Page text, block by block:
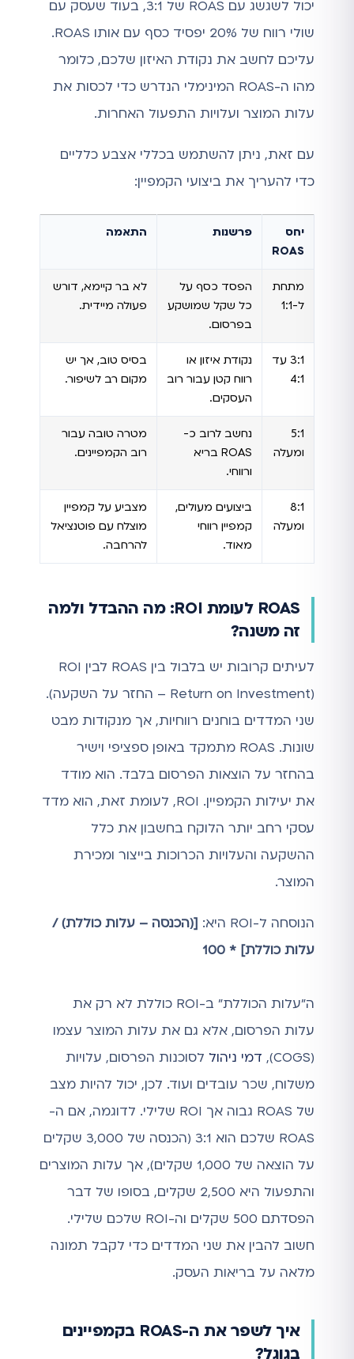
יכול לשגשג עם ROAS של 3:1, בעוד שעסק עם
שולי רווח של 20% יפסיד כסף עם אותו ROAS.
עליכם לחשב את נקודת האיזון שלכם, כלומר
מהו ה-ROAS המינימלי הנדרש כדי לכסות את
עלות המוצר ועלויות התפעול האחרות.
עם זאת, ניתן להשתמש בכללי אצבע כלליים
כדי להעריך את ביצועי הקמפיין:
יחס
ROAS
פרשנות התאמה
מתחת
ל-1:1
הפסד כסף על
כל שקל שמושקע
בפרסום.
לא בר קיימא, דורש
פעולה מיידית.
3:1 עד
4:1
נקודת איזון או
רווח קטן עבור רוב
העסקים.
בסיס טוב, אך יש
מקום רב לשיפור.
5:1
ומעלה
נחשב לרוב כ-
ROAS בריא
ורווחי.
מטרה טובה עבור
רוב הקמפיינים.
8:1
ומעלה
ביצועים מעולים,
קמפיין רווחי
מאוד.
מצביע על קמפיין
מוצלח עם פוטנציאל
להרחבה.
ROAS לעומת ROI: מה ההבדל ולמה
זה משנה?
לעיתים קרובות יש בלבול בין ROAS לבין ROI
(Return on Investment – החזר על השקעה).
שני המדדים בוחנים רווחיות, אך מנקודות מבט
שונות. ROAS מתמקד באופן ספציפי וישיר
בהחזר על הוצאות הפרסום בלבד. הוא מודד
את יעילות הקמפיין. ROI, לעומת זאת, הוא מדד
עסקי רחב יותר הלוקח בחשבון את כלל
ההשקעה והעלויות הכרוכות בייצור ומכירת
המוצר.
הנוסחה ל-ROI היא:
[(הכנסה – עלות כוללת) /
עלות כוללת] * 100
ה"עלות הכוללת" ב-ROI כוללת לא רק את
עלות הפרסום, אלא גם את עלות המוצר עצמו
(COGS),
דמי ניהול לסוכנות הפרסום, עלויות
משלוח, שכר עובדים ועוד. לכן, יכול להיות מצב
של ROAS גבוה אך ROI שלילי. לדוגמה, אם ה-
ROAS שלכם הוא 3:1 (הכנסה של 3,000 שקלים
על הוצאה של 1,000 שקלים), אך עלות המוצרים
והתפעול היא 2,500 שקלים, בסופו של דבר
הפסדתם 500 שקלים וה-ROI שלכם שלילי.
חשוב להבין את שני המדדים כדי לקבל תמונה
מלאה על בריאות העסק.
איך לשפר את ה-ROAS בקמפיינים
בגוגל?